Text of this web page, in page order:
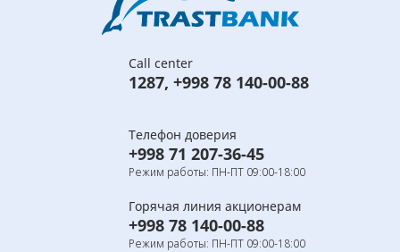
Call center
1287, +998 78 140-00-88
Телефон доверия
+998 71 207-36-45
Режим работы: ПН-ПТ 09:00-18:00
Горячая линия акционерам
+998 78 140-00-88
Режим работы: ПН-ПТ 09:00-18:00